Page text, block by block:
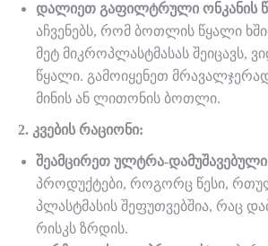
დალიეთ გაფილტრული ონკანის
აჩვენებს, რომ ბოთლის წყალი
მეტ მიკროპლასტმასას შეიცავს,
წყალი. გამოიყენეთ
მინის ან ლითონის ბოთლი.
2. კვების რაციონი:
შეამცირეთ ულტრა-დამუშავებული
პროდუქტები, როგორც წესი,
პლასტმასის შეფუთვებშია, რაც
რისკს ზრდის.